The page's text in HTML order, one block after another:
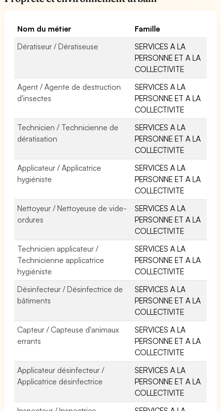
Nom du métier
Famille
Dératiseur / Dératiseuse
SERVICES A LA
PERSONNE ET A LA
COLLECTIVITE
Agent / Agente de destruction
d'insectes
SERVICES A LA
PERSONNE ET A LA
COLLECTIVITE
Technicien / Technicienne de
dératisation
SERVICES A LA
PERSONNE ET A LA
COLLECTIVITE
Applicateur / Applicatrice
hygiéniste
SERVICES A LA
PERSONNE ET A LA
COLLECTIVITE
Nettoyeur / Nettoyeuse de vide-
ordures
SERVICES A LA
PERSONNE ET A LA
COLLECTIVITE
Technicien applicateur /
Technicienne applicatrice
hygiéniste
SERVICES A LA
PERSONNE ET A LA
COLLECTIVITE
Désinfecteur / Désinfectrice de
bâtiments
SERVICES A LA
PERSONNE ET A LA
COLLECTIVITE
Capteur / Capteuse d'animaux
errants
SERVICES A LA
PERSONNE ET A LA
COLLECTIVITE
Applicateur désinfecteur /
Applicatrice désinfectrice
SERVICES A LA
PERSONNE ET A LA
COLLECTIVITE